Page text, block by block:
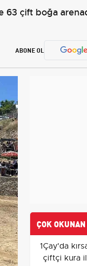
63 çift boğa
ABONE OL
ÇOK
1Çay'da
çiftçi kura